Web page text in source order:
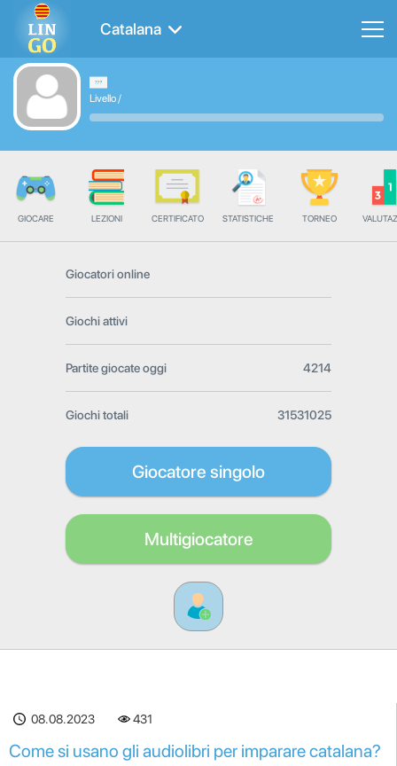
Catalana
Livello/
GIOCARE LEZIONI CERTIFICATO STATISTICHE TORNEO
Giocatori online
Giochi attivi
Partite giocate oggi 4214
Giochi totali 31531025
Giocatore singolo
Multigiocatore
08.08.2023 431
Come si usano gli audiolibri per imparare catalana?